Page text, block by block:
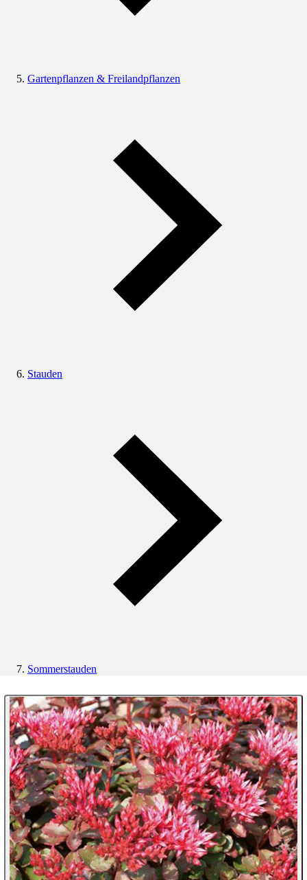
Gartenpflanzen & Freilandpflanzen
Stauden
Sommerstauden